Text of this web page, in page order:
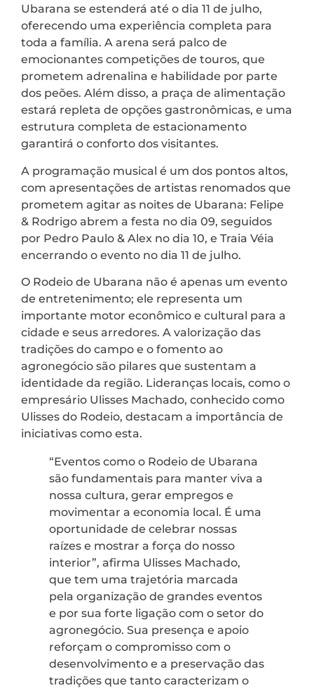
Ubarana se estenderá até o dia 11 de julho,
oferecendo uma experiência completa para
toda a família. A arena será palco de
emocionantes competições de touros, que
prometem adrenalina e habilidade por parte
dos peões. Além disso, a praça de alimentação
estará repleta de opções gastronômicas, e uma
estrutura completa de estacionamento
garantirá o conforto dos visitantes.
A programação musical é um dos pontos altos,
com apresentações de artistas renomados que
prometem agitar as noites de Ubarana: Felipe
& Rodrigo abrem a festa no dia 09, seguidos
por Pedro Paulo & Alex no dia 10, e Traia Véia
encerrando o evento no dia 11 de julho.
O Rodeio de Ubarana não é apenas um evento
de entretenimento; ele representa um
importante motor econômico e cultural para a
cidade e seus arredores. A valorização das
tradições do campo e o fomento ao
agronegócio são pilares que sustentam a
identidade da região. Lideranças locais, como o
empresário Ulisses Machado, conhecido como
Ulisses do Rodeio, destacam a importância de
iniciativas como esta.
“Eventos como o Rodeio de Ubarana
são fundamentais para manter viva a
nossa cultura, gerar empregos e
movimentar a economia local. É uma
oportunidade de celebrar nossas
raízes e mostrar a força do nosso
interior”, afirma Ulisses Machado,
que tem uma trajetória marcada
pela organização de grandes eventos
e por sua forte ligação com o setor do
agronegócio. Sua presença e apoio
reforçam o compromisso com o
desenvolvimento e a preservação das
tradições que tanto caracterizam o